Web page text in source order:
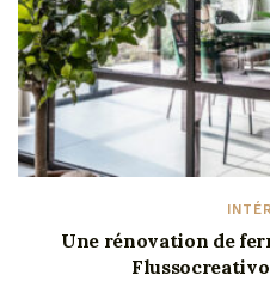
Une rénovation de